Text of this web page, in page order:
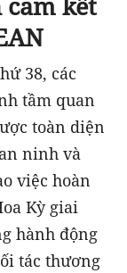
38, các
tầm quan
toàn diện
ninh và
việc hoàn
Kỳ giai
hành động
tác thương